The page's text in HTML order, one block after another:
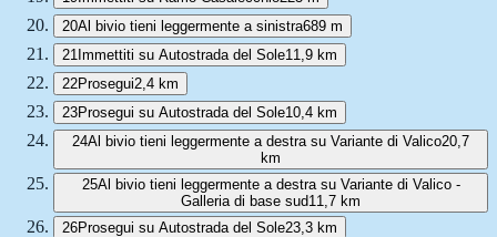
20Al bivio tieni leggermente a sinistra689 m
21 Immettiti su Autostrada del Sole11,9 km
22Prosegui2,4 km
23Prosegui su Autostrada del Sole10,4 km
24Al bivio tieni leggermente a destra su Variante di Valico20,7
km
25Al bivio tieni leggermente a destra su Variante di Valico -
Galleria di base sud11,7 km
26Prosegui su Autostrada del Sole23,3 km